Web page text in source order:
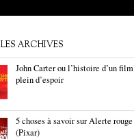
ARCHIVES
John Carter ou l’histoire d’un film
plein d’espoir
5 choses à savoir sur Alerte rouge
(Pixar)